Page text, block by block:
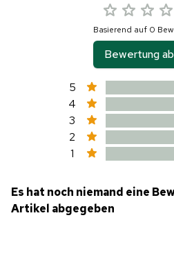
Basierend auf 0
Bewertung
5
4
3
2
1
Es hat noch niemand eine
Artikel abgegeben